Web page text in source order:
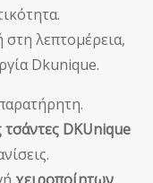
λεπτομέρεια,
Dkunique.
τσάντες DKUnique